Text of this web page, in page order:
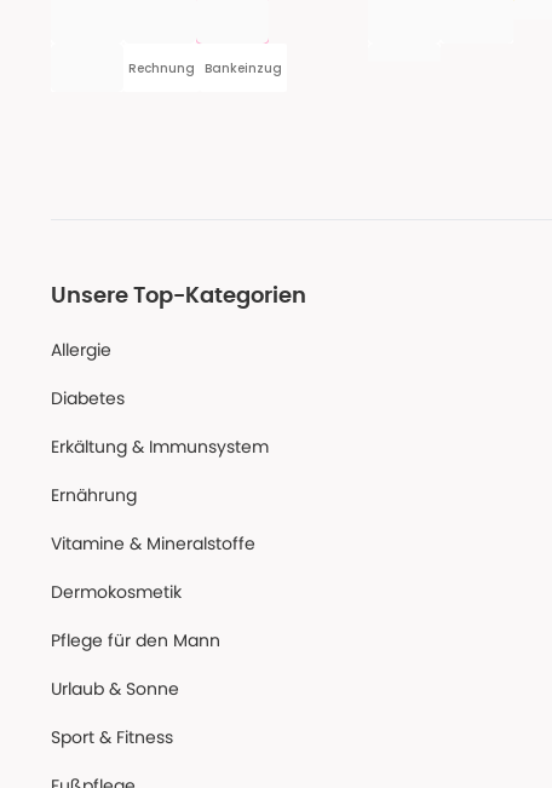
Rechnung Bankeinzug
Unsere Top-Kategorien
Allergie
Diabetes
Erkältung & Immunsystem
Ernährung
Vitamine & Mineralstoffe
Dermokosmetik
Pflege für den Mann
Urlaub & Sonne
Sport & Fitness